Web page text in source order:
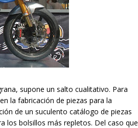
supone un salto cualitativo. Para
la fabricación de piezas para la
de un suculento catálogo de piezas
los bolsillos más repletos. Del caso que